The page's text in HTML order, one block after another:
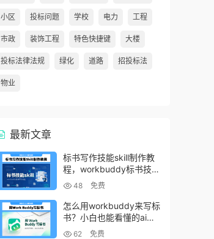
小区 投标问题 学校 电力 工程
市政 装饰工程 特色快捷键 大楼
投标法律法规 绿化 道路 招投标法
物业
最新文章
标书写作技能skill制作教
程，workbuddy标书技能
生成教程
48 免费
怎么用workbuddy来写标
书？小白也能看懂的ai标
书写作方法！
62 免费